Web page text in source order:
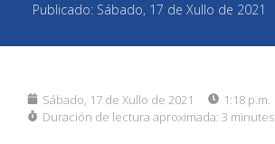
Publicado: Sábado, 17 de Xullo de 2021
Sábado, 17 de Xullo de 2021
1:18 p.m.
Duración de lectura aproximada: 3 minutes